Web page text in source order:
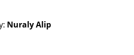
>>>
Турнирні таблиці
Nuraly Alip